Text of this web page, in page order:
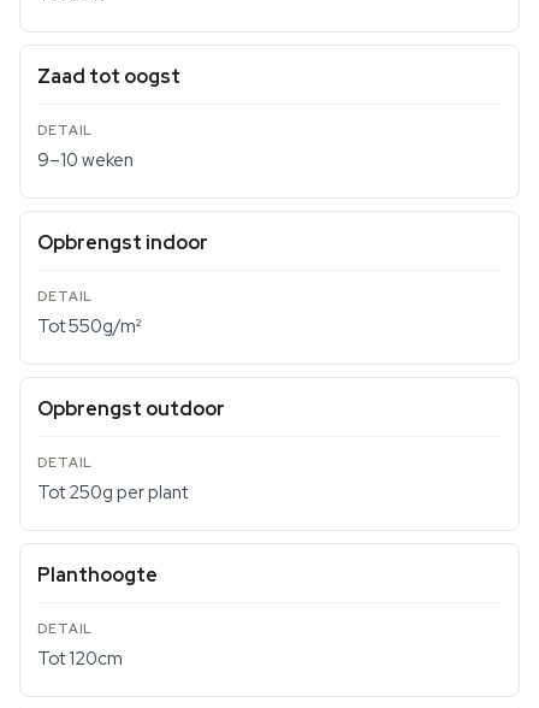
Zaad tot oogst
9–10 weken
Opbrengst indoor
Tot 550g/m²
Opbrengst outdoor
Tot 250g per plant
Planthoogte
Tot 120cm